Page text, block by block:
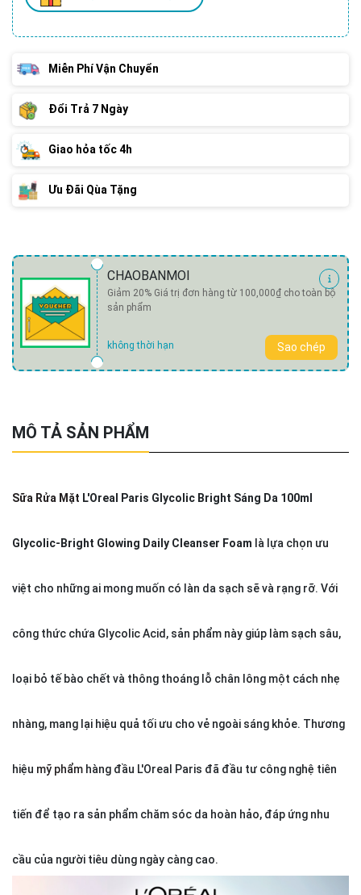
Miễn Phí Vận Chuyển
Đổi Trả 7 Ngày
Giao hỏa tốc 4h
Ưu Đãi Qùa Tặng
CHAOBANMOI
Giảm 20% Giá trị đơn hàng từ 100,000₫ cho toàn bộ
sản phẩm
không thời hạn Sao chép
MÔ TẢ SẢN PHẨM
Sữa Rửa Mặt L'Oreal Paris Glycolic Bright Sáng Da 100ml
Glycolic-Bright Glowing Daily Cleanser Foam là lựa chọn ưu
việt cho những ai mong muốn có làn da sạch sẽ và rạng rỡ. Với
công thức chứa Glycolic Acid, sản phẩm này giúp làm sạch sâu,
loại bỏ tế bào chết và thông thoáng lỗ chân lông một cách nhẹ
nhàng, mang lại hiệu quả tối ưu cho vẻ ngoài sáng khỏe. Thương
hiệu mỹ phẩm hàng đầu L'Oreal Paris đã đầu tư công nghệ tiên
tiến để tạo ra sản phẩm chăm sóc da hoàn hảo, đáp ứng nhu
cầu của người tiêu dùng ngày càng cao.